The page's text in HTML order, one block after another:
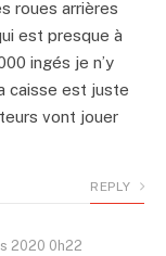
roues arrières
est presque à
ingés je n’y
caisse est juste
vont jouer
REPLY
2020 0h22